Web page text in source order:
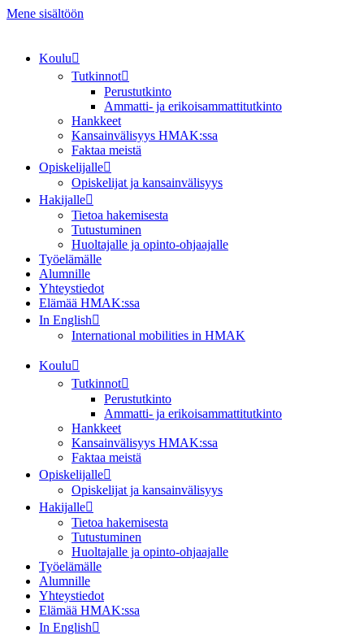
Mene sisältöön
Koulu
Tutkinnot
Perustutkinto
Ammatti- ja erikoisammattitutkinto
Hankkeet
Kansainvälisyys HMAK:ssa
Faktaa meistä
Opiskelijalle
Opiskelijat ja kansainvälisyys
Hakijalle
Tietoa hakemisesta
Tutustuminen
Huoltajalle ja opinto-ohjaajalle
Työelämälle
Alumnille
Yhteystiedot
Elämää HMAK:ssa
In English
International mobilities in HMAK
Koulu
Tutkinnot
Perustutkinto
Ammatti- ja erikoisammattitutkinto
Hankkeet
Kansainvälisyys HMAK:ssa
Faktaa meistä
Opiskelijalle
Opiskelijat ja kansainvälisyys
Hakijalle
Tietoa hakemisesta
Tutustuminen
Huoltajalle ja opinto-ohjaajalle
Työelämälle
Alumnille
Yhteystiedot
Elämää HMAK:ssa
In English